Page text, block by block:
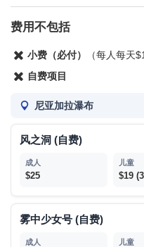
619 Marin Blvd, Jersey
7:30am
帕西帕尼
736 US-46,
(Wendy's)
费用不包括
小费（必付）
（每人每天
自费项目
尼亚加拉瀑布
风之洞 (自费)
$25 $19
雾中少女号 (自费)